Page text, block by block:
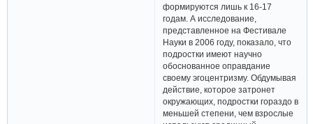
формируются лишь к 16-17
годам. А исследование,
представленное на Фестивале
Науки в 2006 году, показало, что
подростки имеют научно
обоснованное оправдание
своему эгоцентризму. Обдумывая
действие, которое затронет
окружающих, подростки гораздо в
меньшей степени, чем взрослые